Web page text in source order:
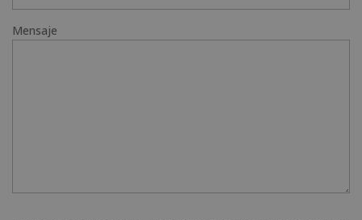
Mensaje